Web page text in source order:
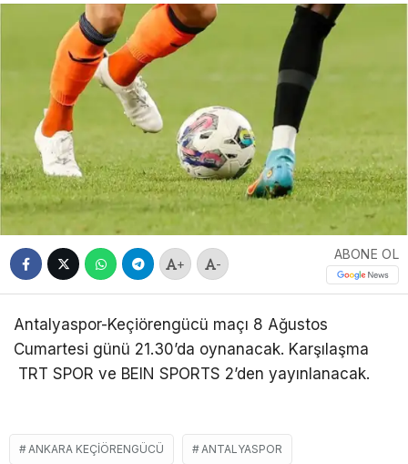
+ -
ABONE OL
Antalyaspor-Keçiörengücü maçı 8 Ağustos
Cumartesi günü 21.30’da oynanacak. Karşılaşma
TRT SPOR ve BEIN SPORTS 2’den yayınlanacak.
ANKARA KEÇIÖRENGÜCÜ ANTALYASPOR